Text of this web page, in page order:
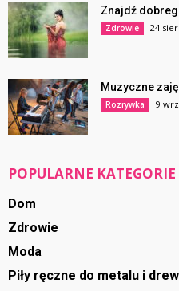
Znajdź
Zdrowie 24
Muzyczne
Rozrywka 9
POPULARNE KATEGORIE
Dom
Zdrowie
Moda
Piły ręczne do metalu i